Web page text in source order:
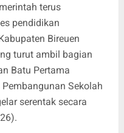
terus
pendidikan
Bireuen
turut ambil bagian
Batu Pertama
Sekolah
serentak secara